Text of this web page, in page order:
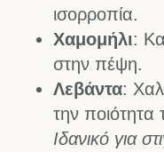
ισορροπία.
Χαμομήλι:
στην πέψη.
Λεβάντα:
την ποιότητα
Ιδανικό για